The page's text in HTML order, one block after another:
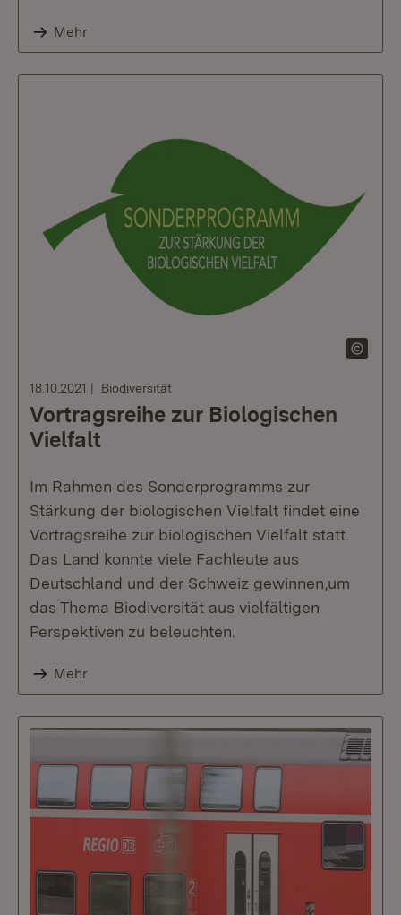
Mehr
18.10.2021 Biodiversität
Vortragsreihe zur Biologischen
Vielfalt
Im Rahmen des Sonderprogramms zur
Stärkung der biologischen Vielfalt findet eine
Vortragsreihe zur biologischen Vielfalt statt.
Das Land konnte viele Fachleute aus
Deutschland und der Schweiz gewinnen,um
das Thema Biodiversität aus vielfältigen
Perspektiven zu beleuchten.
Mehr